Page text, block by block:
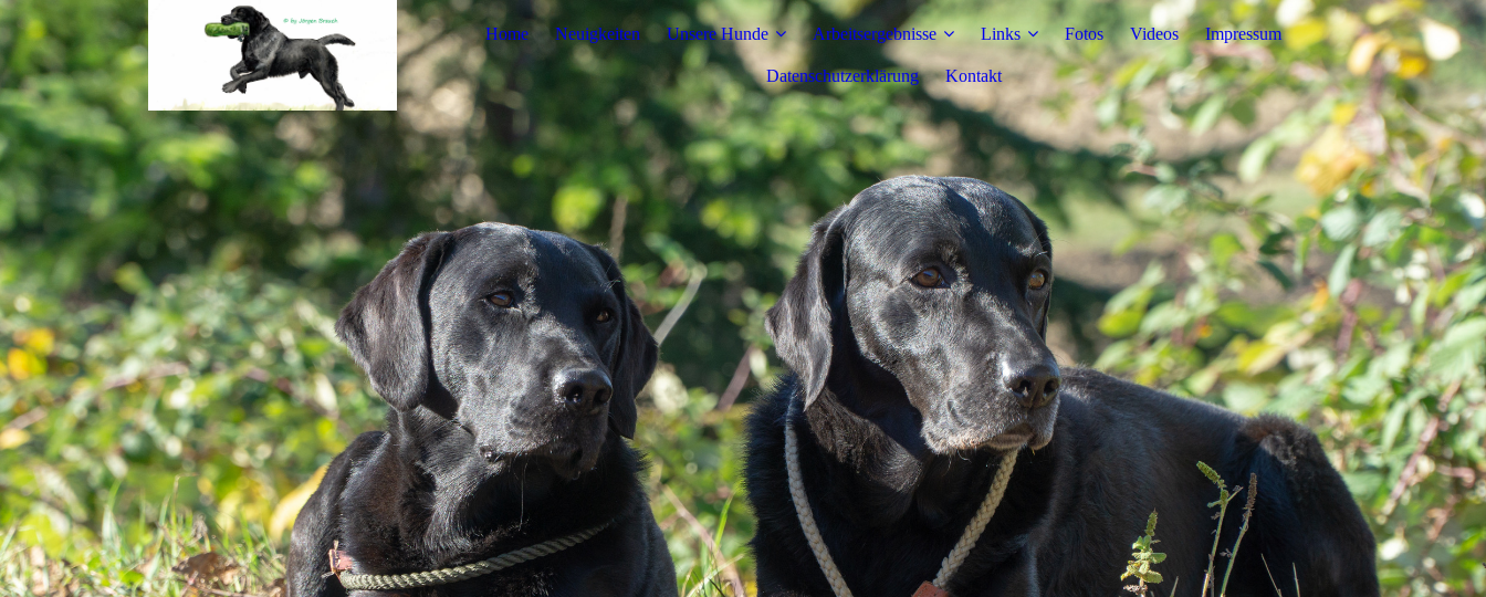
Home Neuigkeiten Unsere Hunde Arbeitsergebnisse Links Fotos Videos Impressum
Datenschutzerklärung Kontakt